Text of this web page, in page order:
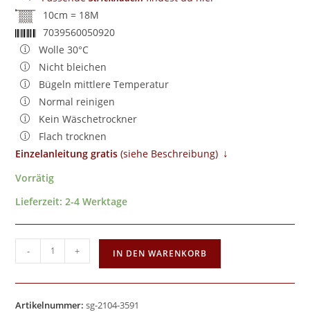
10cm = 18M
7039560050920
Wolle 30°C
Nicht bleichen
Bügeln mittlere Temperatur
Normal reinigen
Kein Wäschetrockner
Flach trocknen
Einzelanleitung gratis ​ (siehe Beschreibung) ↓
Vorrätig
Lieferzeit:2-4 Werktage
- + IN DEN WARENKORB
Artikelnummer:sg-2104-3591